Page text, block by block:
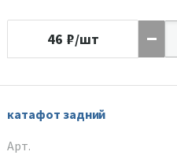
46 ₽/шт
катафот задний
Арт.